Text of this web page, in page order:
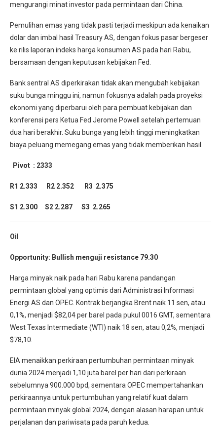
mengurangi minat investor pada permintaan dari China.
Pemulihan emas yang tidak pasti terjadi meskipun ada kenaikan
dolar dan imbal hasil Treasury AS, dengan fokus pasar bergeser
ke rilis laporan indeks harga konsumen AS pada hari Rabu,
bersamaan dengan keputusan kebijakan Fed.
Bank sentral AS diperkirakan tidak akan mengubah kebijakan
suku bunga minggu ini, namun fokusnya adalah pada proyeksi
ekonomi yang diperbarui oleh para pembuat kebijakan dan
konferensi pers Ketua Fed Jerome Powell setelah pertemuan
dua hari berakhir. Suku bunga yang lebih tinggi meningkatkan
biaya peluang memegang emas yang tidak memberikan hasil.
Pivot : 2333
R1 2.333 R2 2.352 R3 2.375
S1 2.300 S2 2.287 S3 2.265
Oil
Opportunity: Bullish menguji resistance 79.30
Harga minyak naik pada hari Rabu karena pandangan
permintaan global yang optimis dari Administrasi Informasi
Energi AS dan OPEC. Kontrak berjangka Brent naik 11 sen, atau
0,1%, menjadi $82,04 per barel pada pukul 0016 GMT, sementara
West Texas Intermediate (WTI) naik 18 sen, atau 0,2%, menjadi
$78,10.
EIA menaikkan perkiraan pertumbuhan permintaan minyak
dunia 2024 menjadi 1,10 juta barel per hari dari perkiraan
sebelumnya 900.000 bpd, sementara OPEC mempertahankan
perkiraannya untuk pertumbuhan yang relatif kuat dalam
permintaan minyak global 2024, dengan alasan harapan untuk
perjalanan dan pariwisata pada paruh kedua.